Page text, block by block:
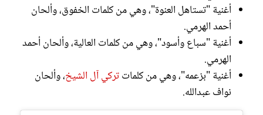
أغنية "تستاهل العنوة"، وهي من كلمات الخفوق، وألحان
أحمد الهرمي.
أغنية "سباع وأسود"، وهي من كلمات العالية، وألحان أحمد
الهرمي.
أغنية "بزعمه"، وهي من كلماتتركي آل الشيخ، وألحان
نواف عبدالله.